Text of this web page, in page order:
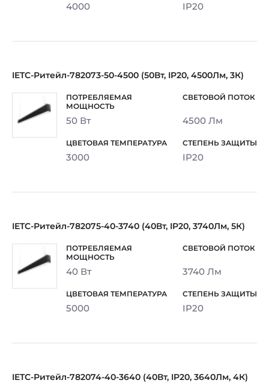
4000 IP20
IETC-Ритейл-782073-50-4500 (50Вт, IP20, 4500Лм, 3К)
50 Вт 4500 Лм
3000 IP20
IETC-Ритейл-782075-40-3740 (40Вт, IP20, 3740Лм, 5К)
40 Вт 3740 Лм
5000 IP20
IETC-Ритейл-782074-40-3640 (40Вт, IP20, 3640Лм, 4К)